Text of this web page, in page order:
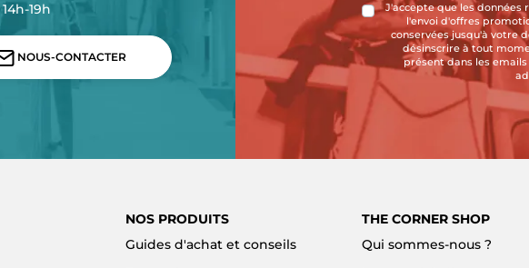
14h-19h
NOUS-CONTACTER
J'accepte que les données
l'envoi d'offres
conservées jusqu'à votre
désinscrire à tout
présent dans les
NOS PRODUITS
Guides d'achat et conseils
THE CORNER SHOP
Qui sommes-nous ?